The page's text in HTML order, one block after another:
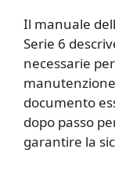
Il manuale
Serie 6
necessarie
manutenzione
documento
dopo passo
garantire la